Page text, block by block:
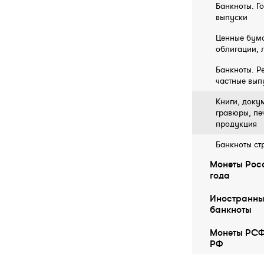
Банкноты.
выпуски
Ценные
облигации,
Банкноты.
частные
Книги,
гравюры,
продукция
Банкноты
Монеты
года
бaнкноты
Монеты
РФ